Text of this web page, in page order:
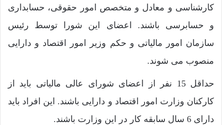
کارشناسی و معادل و متخصص امور حقوقی، حسابداری
و حسابرسی باشند. اعضای این شورا توسط رئیس
سازمان امور مالیاتی و حکم وزیر امور اقتصاد و دارایی
منصوب می شوند.
حداقل 15 نفر از اعضای شورای عالی مالیاتی باید از
کارکنان وزارت امور اقتصاد و دارایی باشند. این افراد باید
دارای 6 سال سابقه کار در این وزارت باشند.